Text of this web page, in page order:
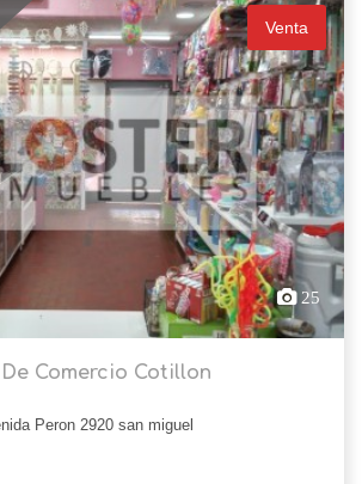
Venta
25
Comercio Cotillon
Peron 2920 san miguel